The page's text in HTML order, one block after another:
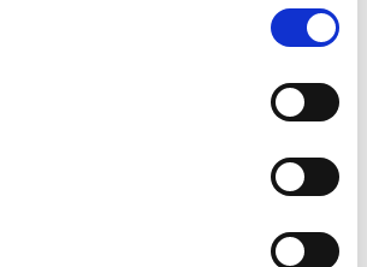
foundery a osobnostmi českého
– rozhovory a moderované diskuze
neformálním formátu
konzultace – propojení